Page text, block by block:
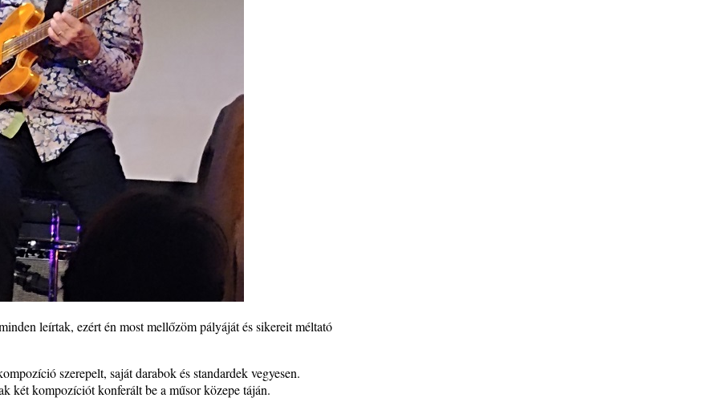
leírtak, ezért én most mellőzöm pályáját és sikereit méltató
szerepelt, saját darabok és standardek vegyesen.
két kompozíciót konferált be a műsor közepe táján.